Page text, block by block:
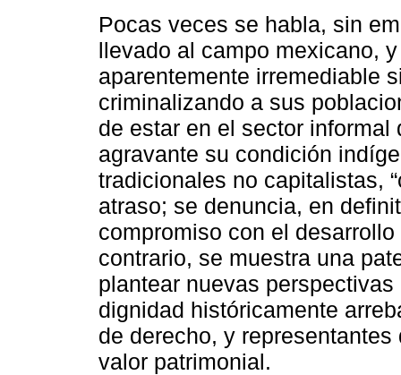
Pocas veces se habla, sin
llevado al campo mexicano,
aparentemente irremediable
criminalizando a sus
de estar en el sector
agravante su condición
tradicionales no capitalistas,
atraso; se denuncia, en
compromiso con el
contrario, se muestra una
plantear nuevas
dignidad históricamente
de derecho, y
valor patrimonial.